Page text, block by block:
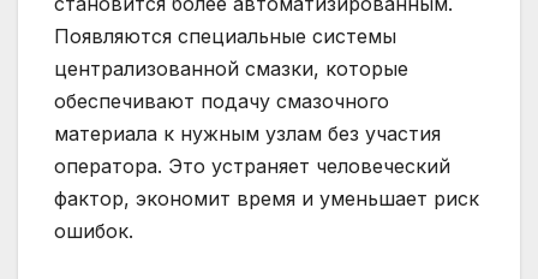
Появляются специальные системы
централизованной смазки, которые
обеспечивают подачу смазочного
материала к нужным узлам без участия
оператора. Это устраняет человеческий
фактор, экономит время и уменьшает риск
ошибок.